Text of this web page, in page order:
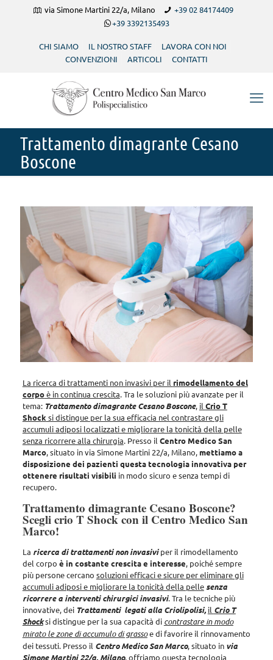
via Simone Martini 22/a, Milano
+39 02 84174409
+39 3392135493
CHI SIAMO IL NOSTRO STAFF
LAVORA CON NOI
CONVENZIONI
ARTICOLI CONTATTI
Trattamento dimagrante Cesano
Boscone
La ricerca di trattamenti non invasivi per il rimodellamento del
corpoè in continua crescita. Tra le soluzioni più avanzate per il
tema: Trattamento dimagrante Cesano Boscone, il Crio T
Shock si distingue per la sua efficacia nel contrastare gli
accumuli adiposi localizzati e migliorare la tonicità della pelle
senza ricorrere alla chirurgia. Presso il Centro Medico San
Marco, situato in via Simone Martini 22/a, Milano, mettiamo a
disposizione dei pazienti questa tecnologia innovativa per
ottenere risultati visibili in modo sicuro e senza tempi di
recupero.
Trattamento dimagrante Cesano Boscone?
Scegli crio T Shock con il Centro Medico San
Marco!
La ricerca di trattamenti non invasiviper il rimodellamento
del corpo è in costante crescita e interesse, poiché sempre
più persone cercano soluzioni efficaci e sicure per eliminare gli
accumuli adiposi e migliorare la tonicità della pelle senza
ricorrere a interventi chirurgici invasivi. Tra le tecniche più
innovative, dei Trattamenti legati alla Criolipolisi, il Crio T
Shocksi distingue per la sua capacità di contrastare in modo
mirato le zone di accumulo di grassoe di favorire il rinnovamento
dei tessuti. Presso il Centro Medico San Marco, situato in via
Simone Martini 22/a, Milano,offriamo questa tecnologia